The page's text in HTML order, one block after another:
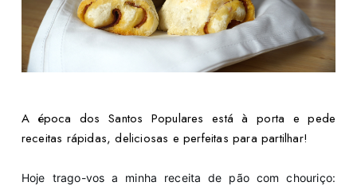
A época dos Santos Populares está à porta e pede
receitas rápidas, deliciosas e perfeitas para partilhar!
Hoje trago-vos a minha receita de pão com chouriço: